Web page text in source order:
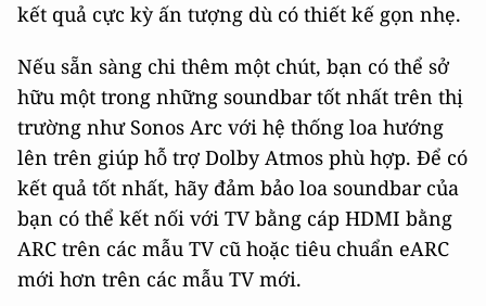
kết quả cực kỳ ấn tượng dù có thiết kế gọn nhẹ.
Nếu sẵn sàng chi thêm một chút, bạn có thể sở
hữu một trong những soundbar tốt nhất trên thị
trường như Sonos Arc với hệ thống loa hướng
lên trên giúp hỗ trợ Dolby Atmos phù hợp. Để có
kết quả tốt nhất, hãy đảm bảo loa soundbar của
bạn có thể kết nối với TV bằng cáp HDMI bằng
ARC trên các mẫu TV cũ hoặc tiêu chuẩn eARC
mới hơn trên các mẫu TV mới.